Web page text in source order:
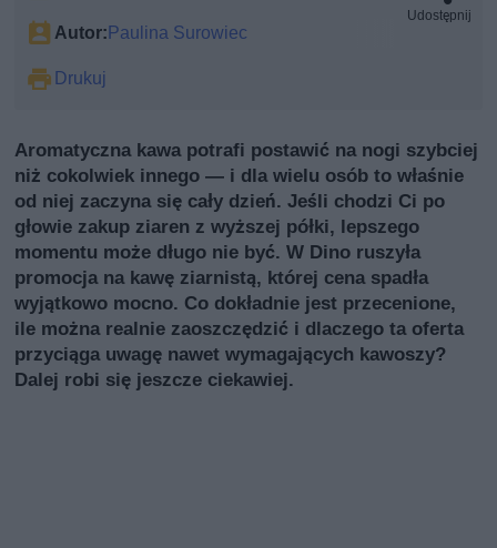
Autor: Paulina Surowiec
Drukuj
Udostępnij
Aromatyczna kawa potrafi postawić na nogi szybciej
niż cokolwiek innego — i dla wielu osób to właśnie
od niej zaczyna się cały dzień. Jeśli chodzi Ci po
głowie zakup ziaren z wyższej półki, lepszego
momentu może długo nie być. W Dino ruszyła
promocja na kawę ziarnistą, której cena spadła
wyjątkowo mocno. Co dokładnie jest przecenione,
ile można realnie zaoszczędzić i dlaczego ta oferta
przyciąga uwagę nawet wymagających kawoszy?
Dalej robi się jeszcze ciekawiej.